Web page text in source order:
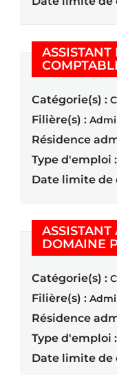
ASSISTANT
Catégorie(s) : C
Filière(s) :
Résidence
Type d'emploi :
Date limite de
DOMAINE
Catégorie(s) : C
Filière(s) :
Résidence
Type d'emploi :
Date limite de